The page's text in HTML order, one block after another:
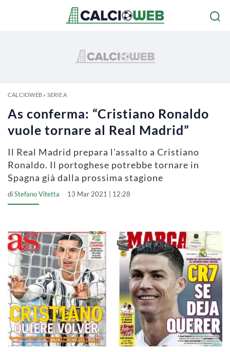
CALCIOWEB» SERIE A
As conferma: “Cristiano Ronaldo
vuole tornare al Real Madrid”
Il Real Madrid prepara l'assalto a Cristiano
Ronaldo. Il portoghese potrebbe tornare in
Spagna già dalla prossima stagione
diStefano Vitetta 13 Mar 2021 | 12:28